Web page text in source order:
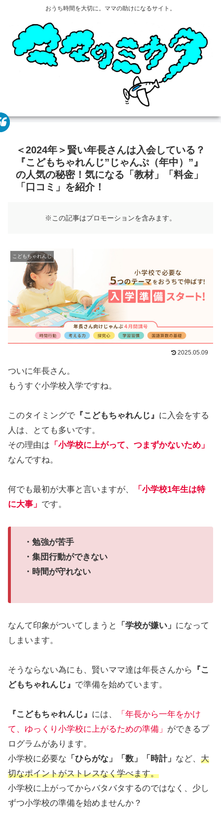
おうち時間を大切に。ママの助けになるサイト。
＜2024年＞賢い年長さんは入会している？
『こどもちゃれんじ”じゃんぷ（年中）”』
の人気の秘密！気になる「教材」「料金」
「口コミ」を紹介！
※この記事はプロモーションを含みます。
こどもちゃれんじ
2025.05.09
ついに年長さん。
もうすぐ小学校入学ですね。
このタイミングで 『こどもちゃれんじ』 に入会をする
人は、とても多いです。
その理由は 「小学校に上がって、つまずかないため」
なんですね。
何でも最初が大事と言いますが、
「小学校1年生は特
に大事」 です。
・勉強が苦手
・集団行動ができない
・時間が守れない
なんて印象がついてしまうと 「学校が嫌い」 になって
しまいます。
そうならない為にも、賢いママ達は年長さんから
『こ
どもちゃれんじ』 で準備を始めています。
『こどもちゃれんじ』 には、
「年長から一年をかけ
て、ゆっくり小学校に上がるための準備」 ができるプ
ログラムがあります。
小学校に必要な 「ひらがな」「数」「時計」 など、 大
切なポイントがストレスなく学べます。
小学校に上がってからバタバタするのではなく、少し
ずつ小学校の準備を始めませんか？